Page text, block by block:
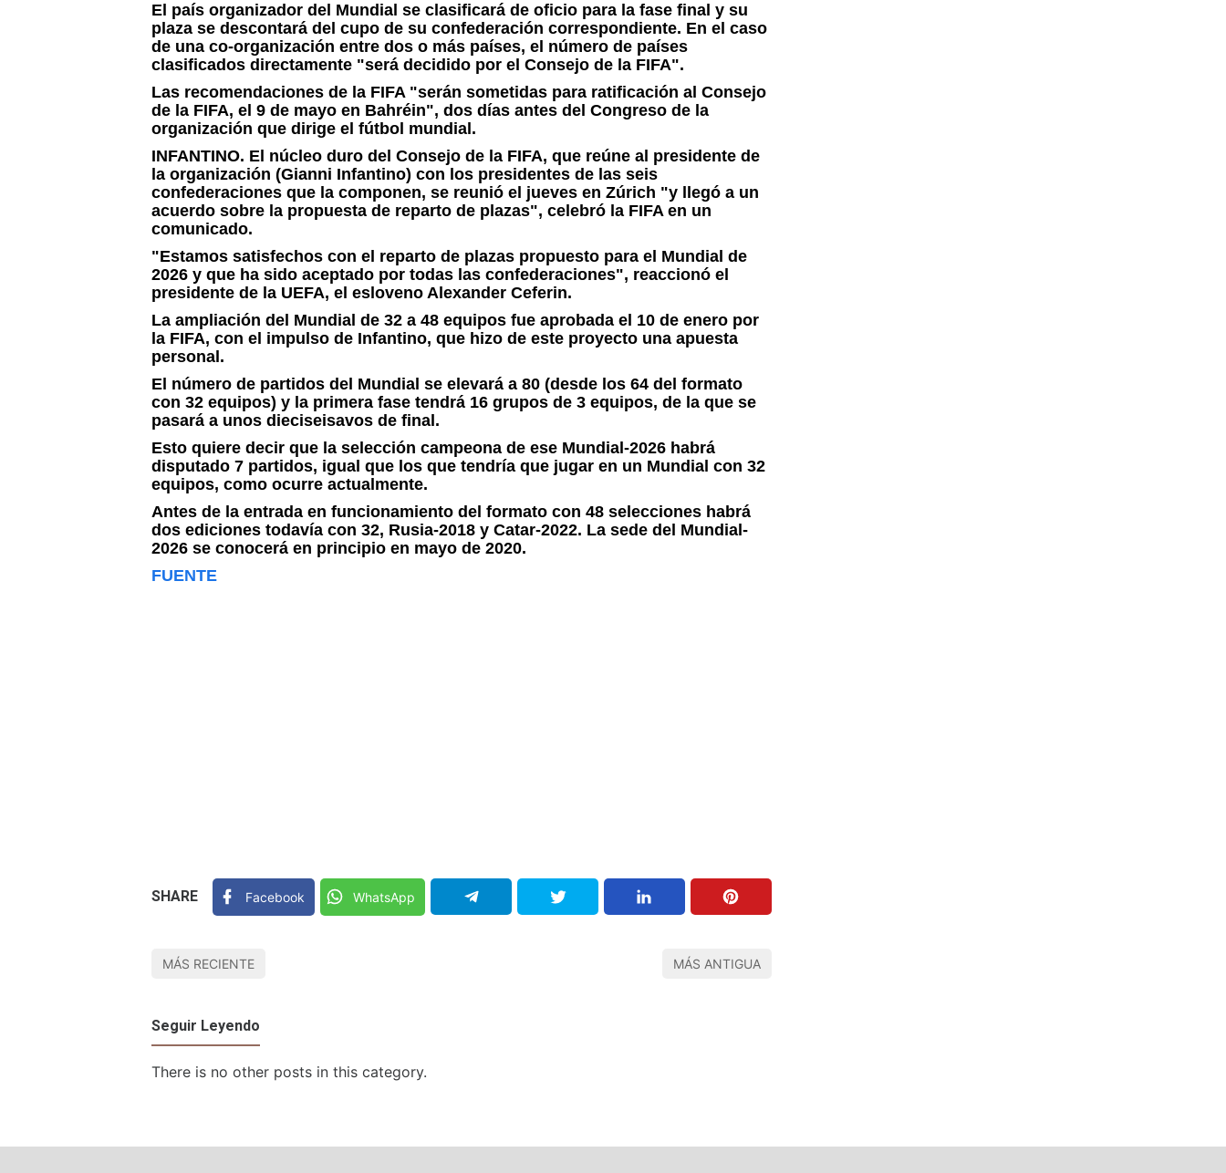
El país organizador del Mundial se clasificará de oficio para la fase final y su
plaza se descontará del cupo de su confederación correspondiente. En el caso
de una co-organización entre dos o más países, el número de países
clasificados directamente "será decidido por el Consejo de la FIFA".
Las recomendaciones de la FIFA "serán sometidas para ratificación al Consejo
de la FIFA, el 9 de mayo en Bahréin", dos días antes del Congreso de la
organización que dirige el fútbol mundial.
INFANTINO. El núcleo duro del Consejo de la FIFA, que reúne al presidente de
la organización (Gianni Infantino) con los presidentes de las seis
confederaciones que la componen, se reunió el jueves en Zúrich "y llegó a un
acuerdo sobre la propuesta de reparto de plazas", celebró la FIFA en un
comunicado.
"Estamos satisfechos con el reparto de plazas propuesto para el Mundial de
2026 y que ha sido aceptado por todas las confederaciones", reaccionó el
presidente de la UEFA, el esloveno Alexander Ceferin.
La ampliación del Mundial de 32 a 48 equipos fue aprobada el 10 de enero por
la FIFA, con el impulso de Infantino, que hizo de este proyecto una apuesta
personal.
El número de partidos del Mundial se elevará a 80 (desde los 64 del formato
con 32 equipos) y la primera fase tendrá 16 grupos de 3 equipos, de la que se
pasará a unos dieciseisavos de final.
Esto quiere decir que la selección campeona de ese Mundial-2026 habrá
disputado 7 partidos, igual que los que tendría que jugar en un Mundial con 32
equipos, como ocurre actualmente.
Antes de la entrada en funcionamiento del formato con 48 selecciones habrá
dos ediciones todavía con 32, Rusia-2018 y Catar-2022. La sede del Mundial-
2026 se conocerá en principio en mayo de 2020.
FUENTE
SHARE Facebook WhatsApp
MÁS RECIENTE MÁS ANTIGUA
Seguir Leyendo
There is no other posts in this category.